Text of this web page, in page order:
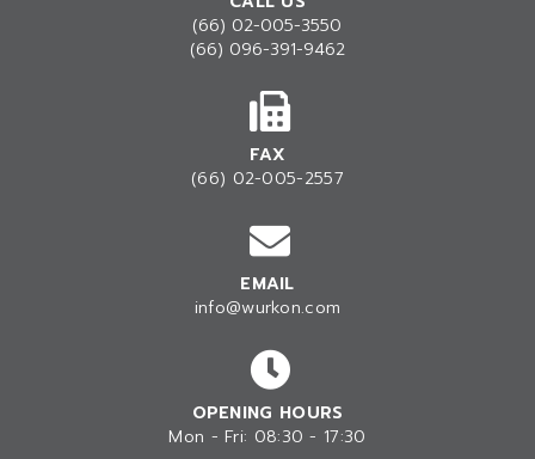
(66) 02-005-3550
(66) 096-391-9462
FAX
(66) 02-005-2557
EMAIL
info@wurkon.com
OPENING HOURS
Mon - Fri: 08:30 - 17:30